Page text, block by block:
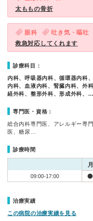
太ももの骨折
眼科 吐き気・嘔吐
救急対応してくれます
診療科目：
内科、呼吸器内科、循環器内科
内科、血液内科、腎臓内科、外
経外科、整形外科、形成外科、…
専門医・資格：
総合内科専門医、アレルギー専
医、糖尿…
診療時間
月
09:00-17:00
治療実績
この病院の治療実績を見る